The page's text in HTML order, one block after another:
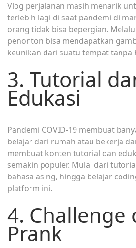
Vlog perjalanan masih menarik
terlebih lagi di saat pandemi di
orang tidak bisa bepergian.
penonton bisa mendapatkan
keunikan dari suatu tempat tanpa
3. Tutorial
Edukasi
Pandemi COVID-19 membuat
belajar dari rumah atau bekerja
membuat konten tutorial dan
semakin populer. Mulai dari
bahasa asing, hingga belajar
platform ini.
4. Challenge
Prank